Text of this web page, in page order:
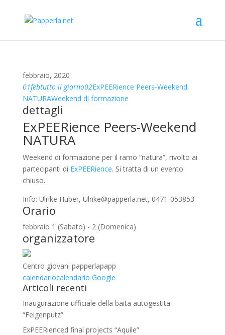
febbraio, 2020
01febtutto il giorno02ExPEERience Peers-Weekend
NATURAWeekend di formazione
dettagli
ExPEERience Peers-Weekend
NATURA
Weekend di formazione per il ramo “natura”, rivolto ai
partecipanti di ExPEERience. Si tratta di un evento
chiuso.
Info: Ulrike Huber, Ulrike@papperla.net, 0471-053853
Orario
febbraio 1 (Sabato) - 2 (Domenica)
organizzatore
Centro giovani papperlapapp
calendariocalendario Google
Articoli recenti
Inaugurazione ufficiale della baita autogestita
“Feigenputz”
ExPEERienced final projects “Aquile”